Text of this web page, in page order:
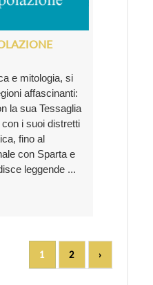
e mitologia, si
affascinanti:
la sua Tessaglia
i suoi distretti
fino al
con Sparta e
leggende ...
1 2 ›